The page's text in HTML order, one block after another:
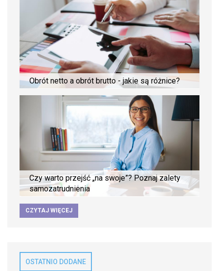
Obrót netto a obrót brutto - jakie są różnice?
Czy warto przejść „na swoje”? Poznaj zalety
samozatrudnienia
CZYTAJ WIĘCEJ
OSTATNIO DODANE